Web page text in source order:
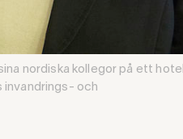
nordiska kollegor på ett hotell
invandrings- och